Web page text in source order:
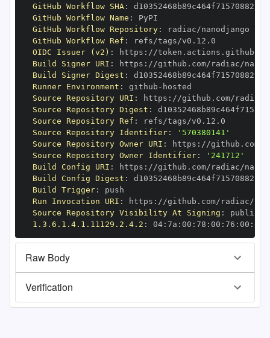
GitHub Workflow SHA:
GitHub Workflow Name :
GitHub Workflow Repository:
GitHub Workflow Ref :
OIDC Issuer (v2) : https :
Build Signer URI : https :
Build Signer Digest :
Runner Environment : github -
Source Repository URI : https :
Source Repository Digest :
Source Repository Ref :
Source Repository Identifier:
'570380141'
Source Repository Owner URI : https :
Source Repository Owner Identifier:
'241712'
Build Config URI : https :
Build Config Digest :
Build Trigger:
Run Invocation URI : https :
Source Repository Visibility At Signing :
1.3.6.1.4.1.11129.2.4.2 : 04: 7a : 00 : 78 : 00 : 76 : 00 : dd
Raw Body
Verification